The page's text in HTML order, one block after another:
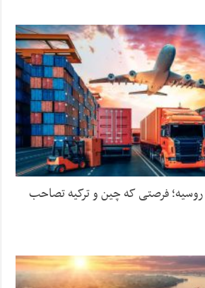
دلاری روسیه؛ فرصتی که چین و ترکیه تصاحب